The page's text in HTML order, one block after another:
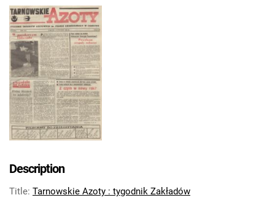
Robotniczego Zakładów Azotowych im.
Feliksa Dzierżyńskiego. 1968
Tarnowskie Azoty : Organ Samorządu
Robotniczego Zakładów Azotowych im.
Feliksa Dzierżyńskiego. 1969
Tarnowskie Azoty : Organ Samorządu
Robotniczego Zakładów Azotowych im.
Feliksa Dzierżyńskiego. 1970
Robotniczego Zakładów Azotowych im.
Tarnowskie Azoty : Organ Samorządu
Description
Title: Tarnowskie Azoty : tygodnik Zakładów